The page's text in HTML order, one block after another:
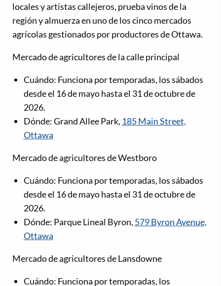
locales y artistas callejeros, prueba vinos de la
región y almuerza en uno de los cinco mercados
agrícolas gestionados por productores de Ottawa.
Mercado de agricultores de la calle principal
Cuándo: Funciona por temporadas, los sábados
desde el 16 de mayo hasta el 31 de octubre de
2026.
Dónde: Grand Allee Park, 185 Main Street,
Ottawa
Mercado de agricultores de Westboro
Cuándo: Funciona por temporadas, los sábados
desde el 16 de mayo hasta el 31 de octubre de
2026.
Dónde: Parque Lineal Byron, 579 Byron Avenue,
Ottawa
Mercado de agricultores de Lansdowne
Cuándo: Funciona por temporadas, los